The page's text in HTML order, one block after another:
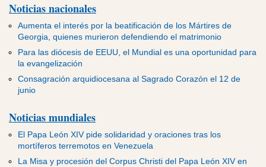
Noticias nacionales
Aumenta el interés por la beatificación de los Mártires de
Georgia, quienes murieron defendiendo el matrimonio
Para las diócesis de EEUU, el Mundial es una oportunidad para
la evangelización
Consagración arquidiocesana al Sagrado Corazón el 12 de
junio
Noticias mundiales
El Papa León XIV pide solidaridad y oraciones tras los
mortíferos terremotos en Venezuela
La Misa y procesión del Corpus Christi del Papa León XIV en